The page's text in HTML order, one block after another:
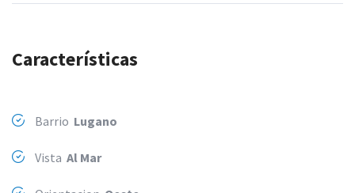
Características
Barrio Lugano
Vista Al Mar